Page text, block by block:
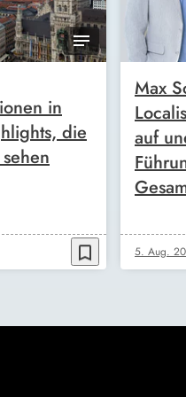
in
die
bookmark_border
Max
auf
5. Aug.